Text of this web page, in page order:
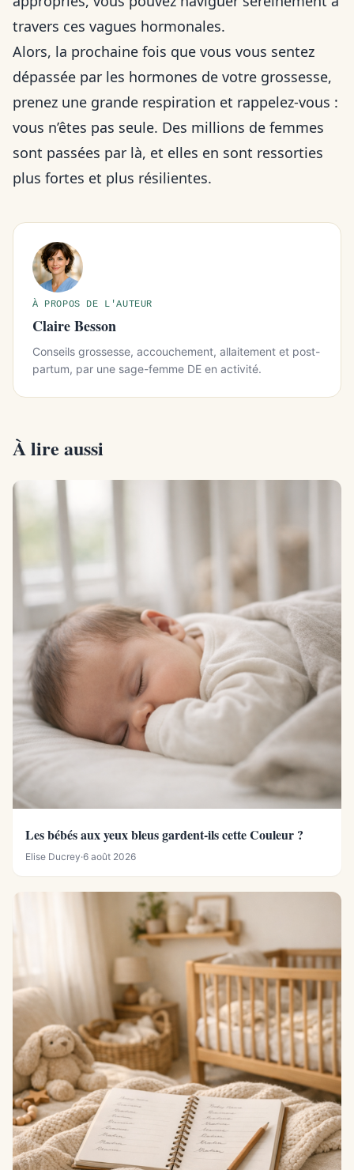
travers ces vagues hormonales.
Alors, la prochaine fois que vous vous sentez
dépassée par les hormones de votre grossesse,
prenez une grande respiration et rappelez-vous :
vous n’êtes pas seule. Des millions de femmes
sont passées par là, et elles en sont ressorties
plus fortes et plus résilientes.
À PROPOS DE L'AUTEUR
Claire Besson
Conseils grossesse, accouchement, allaitement et post-
partum, par une sage-femme DE en activité.
À lire aussi
Les bébés aux yeux bleus gardent-ils cette Couleur ?
Elise Ducrey·6 août 2026